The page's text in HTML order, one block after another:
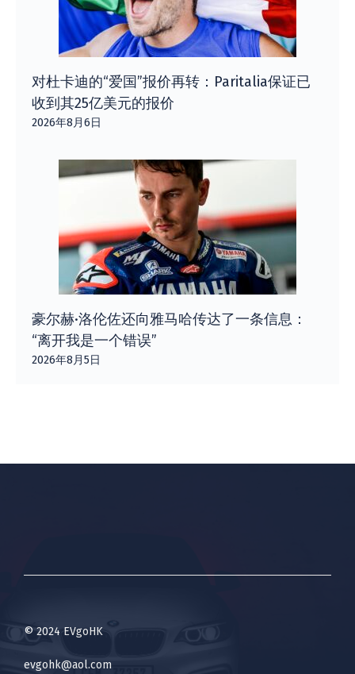
对杜卡迪的“爱国”报价再转：Paritalia保证已
收到其25亿美元的报价
2026年8月6日
豪尔赫·洛伦佐还向雅马哈传达了一条信息：
“离开我是一个错误”
2026年8月5日
© 2024 EVgoHK
evgohk@aol.com